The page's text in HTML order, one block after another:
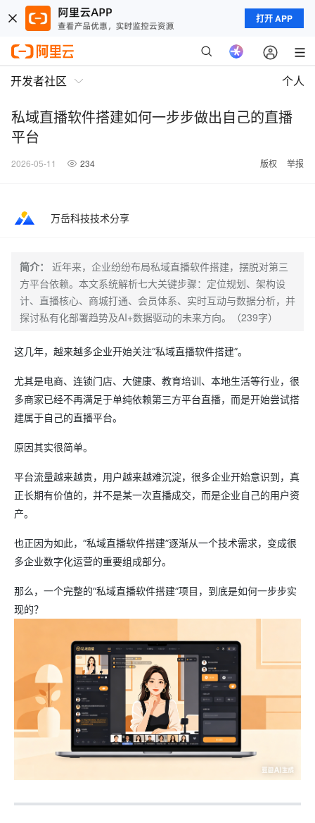
打开 APP
开发者社区 个人
私域直播软件搭建如何一步步做出自己的直播
平台
2026-05-11 234 版权 举报
万岳科技技术分享
简介：
近年来，企业纷纷布局私域直播软件搭建，摆脱对第三
方平台依赖。本文系统解析七大关键步骤：定位规划、架构设
计、直播核心、商城打通、会员体系、实时互动与数据分析，并
探讨私有化部署趋势及AI+数据驱动的未来方向。（239字）
这几年，越来越多企业开始关注“私域直播软件搭建”。
尤其是电商、连锁门店、大健康、教育培训、本地生活等行业，很
多商家已经不再满足于单纯依赖第三方平台直播，而是开始尝试搭
建属于自己的直播平台。
原因其实很简单。
平台流量越来越贵，用户越来越难沉淀，很多企业开始意识到，真
正长期有价值的，并不是某一次直播成交，而是企业自己的用户资
产。
也正因为如此，“私域直播软件搭建”逐渐从一个技术需求，变成很
多企业数字化运营的重要组成部分。
那么，一个完整的“私域直播软件搭建”项目，到底是如何一步步实
现的？